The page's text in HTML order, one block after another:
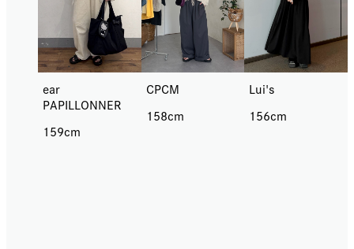
ear
PAPILLONNER
159cm
CPCM
158cm
Lui's
156cm